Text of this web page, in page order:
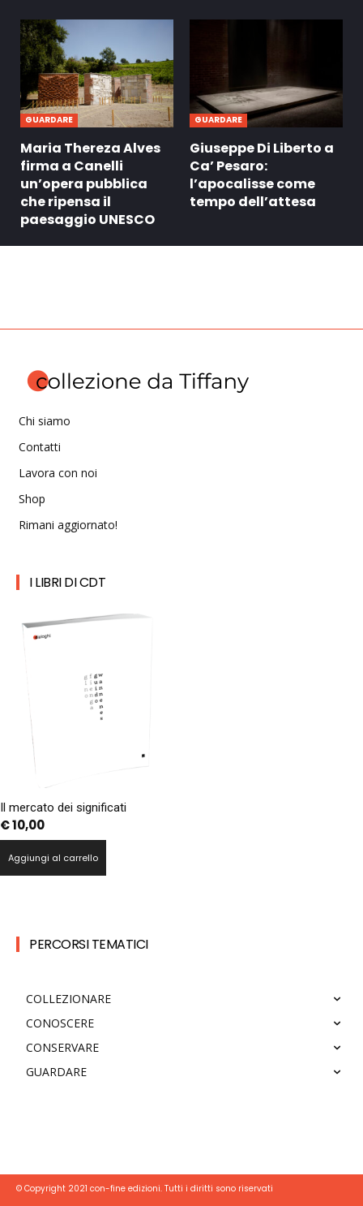
GUARDARE
Maria Thereza Alves
firma a Canelli
un’opera pubblica
che ripensa il
paesaggio UNESCO
GUARDARE
Giuseppe Di Liberto a
Ca’ Pesaro:
l’apocalisse come
tempo dell’attesa
Chi siamo
Contatti
Lavora con noi
Shop
Rimani aggiornato!
I LIBRI DI CDT
Il mercato dei significati
€10,00
Aggiungi al carrello
PERCORSI TEMATICI
COLLEZIONARE
CONOSCERE
CONSERVARE
GUARDARE
© Copyright 2021 con-fine edizioni. Tutti i diritti sono riservati